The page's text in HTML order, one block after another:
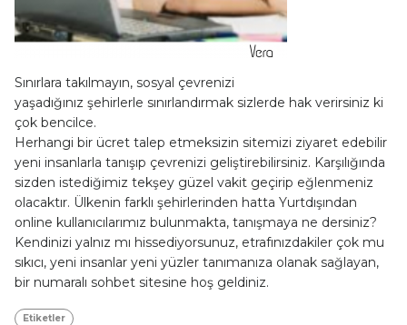
Sınırlara takılmayın, sosyal çevrenizi
yaşadığınız şehirlerle sınırlandırmak sizlerde hak verirsiniz ki
çok bencilce.
Herhangi bir ücret talep etmeksizin sitemizi ziyaret edebilir
yeni insanlarla tanışıp çevrenizi geliştirebilirsiniz. Karşılığında
sizden istediğimiz tekşey güzel vakit geçirip eğlenmeniz
olacaktır. Ülkenin farklı şehirlerinden hatta Yurtdışından
online kullanıcılarımız bulunmakta, tanışmaya ne dersiniz?
Kendinizi yalnız mı hissediyorsunuz, etrafınızdakiler çok mu
sıkıcı, yeni insanlar yeni yüzler tanımanıza olanak sağlayan,
bir numaralı sohbet sitesine hoş geldiniz.
Etiketler